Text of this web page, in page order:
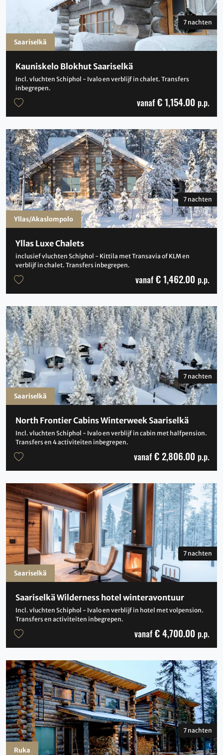
Kauniskelo Blokhut Saariselkä
Incl. vluchten Schiphol - Ivalo en verblijf in chalet. Transfers
inbegrepen.
7 nachten
vanaf € 1,154.00 p.p.
Saariselkä
Yllas Luxe Chalets
inclusief vluchten Schiphol - Kittila met Transavia of KLM en
verblijf in chalet. Transfers inbegrepen.
7 nachten
vanaf € 1,462.00 p.p.
Yllas/Akaslompolo
North Frontier Cabins Winterweek Saariselkä
Incl. vluchten Schiphol - Ivalo en verblijf in cabin met halfpension.
Transfers en 4 activiteiten inbegrepen.
7 nachten
vanaf € 2,806.00 p.p.
Saariselkä
Saariselkä Wilderness hotel winteravontuur
Incl. vluchten Schiphol - Ivalo en verblijf in hotel met volpension.
Transfers en activiteiten inbegrepen.
7 nachten
vanaf € 4,700.00 p.p.
Saariselkä
7 nachten
Ruka